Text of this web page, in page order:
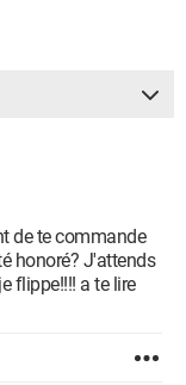
de te commande
honoré? J'attends
flippe!!!! a te lire